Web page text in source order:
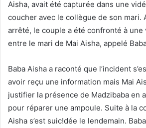
Aisha, avait été capturée dans une
coucher avec le collègue de son mari.
arrêté, le couple a été confronté à
entre le mari de Mai Aisha, appelé
Baba Aisha a raconté que l’incident
avoir reçu une information mais Mai
justifier la présence de Madzibaba en
pour réparer une ampoule. Suite à la
Aisha s’est suic!dée le lendemain.